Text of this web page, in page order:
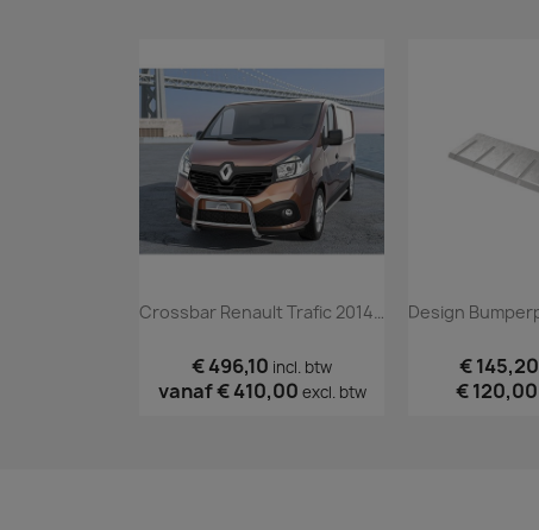
Crossbar Renault Trafic 2014+ (TÜV)
€ 496,10 incl. btw
vanaf€ 410,00 excl. btw
€ 145,20
€ 120,00